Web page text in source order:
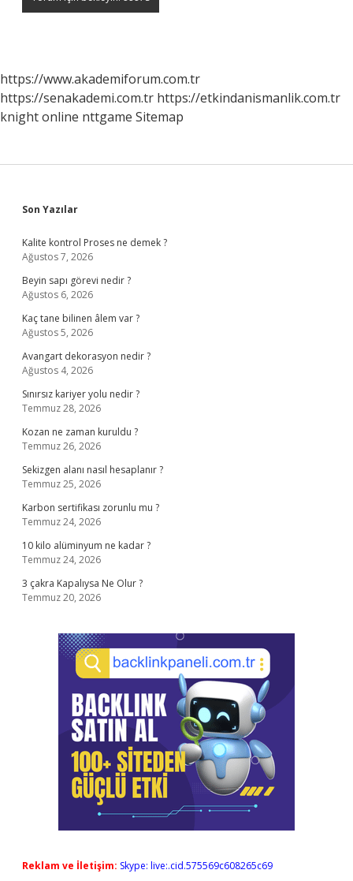
https://www.akademiforum.com.tr
https://senakademi.com.tr https://etkindanismanlik.com.tr
knight online nttgame Sitemap
Sidebar
Son Yazılar
Kalite kontrol Proses ne demek ?
Ağustos 7, 2026
Beyin sapı görevi nedir ?
Ağustos 6, 2026
Kaç tane bilinen âlem var ?
Ağustos 5, 2026
Avangart dekorasyon nedir ?
Ağustos 4, 2026
Sınırsız kariyer yolu nedir ?
Temmuz 28, 2026
Kozan ne zaman kuruldu ?
Temmuz 26, 2026
Sekizgen alanı nasıl hesaplanır ?
Temmuz 25, 2026
Karbon sertifikası zorunlu mu ?
Temmuz 24, 2026
10 kilo alüminyum ne kadar ?
Temmuz 24, 2026
3 çakra Kapalıysa Ne Olur ?
Temmuz 20, 2026
Reklam ve İletişim: Skype: live:.cid.575569c608265c69